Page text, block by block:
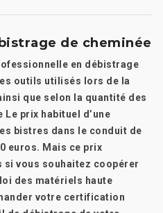
de cheminée
en débistrage
outils utilisés lors de la
que selon la quantité des
prix habituel d’une
bistres dans le conduit de
euros. Mais ce prix
si vous souhaitez coopérer
des matériels haute
votre certification